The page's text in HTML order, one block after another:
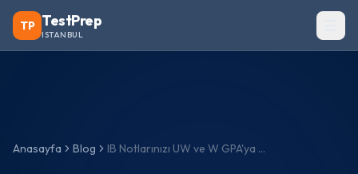
TP TestPrep
ISTANBUL
Anasayfa Blog IB Notlarınızı UW ve W GPA'ya Dönüştürme Rehberi